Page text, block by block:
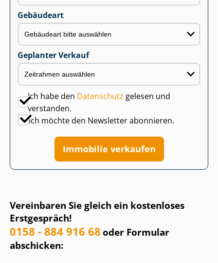
Vereinbaren Sie gleich ein kostenloses
Erstgespräch!
0158 - 884 916 68oder Formular
abschicken:
Gebäudeart
Geplanter Verkauf
Ich habe den Datenschutz gelesen und
verstanden.
Ich möchte den Newsletter abonnieren.
Immobilie verkaufen